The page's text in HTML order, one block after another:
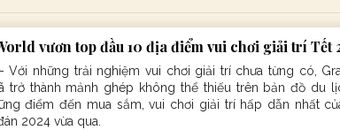
vươn top đầu 10 địa điểm vui chơi giải trí Tết
Với những trải nghiệm vui chơi giải trí chưa từng có,
trở thành mảnh ghép không thể thiếu trên bản đồ du
điểm đến mua sắm, vui chơi giải trí hấp dẫn nhất
2024 vừa qua.